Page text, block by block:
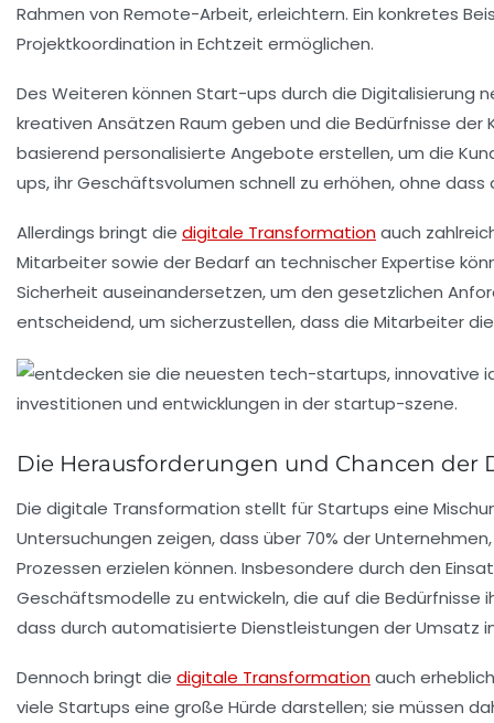
Rahmen von Remote-Arbeit, erleichtern. Ein konkretes
Projektkoordination in Echtzeit ermöglichen.
Des Weiteren können Start-ups durch die Digitalisierung
kreativen Ansätzen Raum geben und die Bedürfnisse
basierend personalisierte Angebote erstellen, um die
ups, ihr Geschäftsvolumen schnell zu erhöhen, ohne
Allerdings bringt die digitale Transformationauch
Mitarbeiter sowie der Bedarf an technischer Expertise
Sicherheit auseinandersetzen, um den gesetzlichen
entscheidend, um sicherzustellen, dass die Mitarbeiter
Die Herausforderungen und Chancen der
Die digitale Transformation stellt fürStartups eine
Untersuchungen zeigen, dass über 70% der
Prozessen erzielen können. Insbesondere durch den
Geschäftsmodelle zu entwickeln, die auf die Bedürfnisse
dass durch automatisierte Dienstleistungen der Umsatz
Dennoch bringt die digitale Transformationauch
viele Startups eine große Hürde darstellen; sie müssen